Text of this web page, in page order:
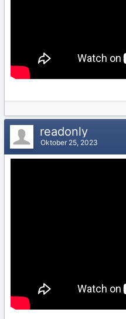
readonly
Oktober 25, 2023